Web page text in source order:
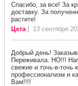
Спасибо, за все! За
доставку. За
растите!
Цета| 13 сентября
Добрый день!
Переживала. НО!!!
свежие и точь-в-точь
профессионализм и
Вам!!!!